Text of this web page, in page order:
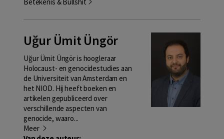
Uğur Ümit Üngör
Uğur Ümit Üngör is hoogleraar
Holocaust- en genocidestudies aan
de Universiteit van Amsterdam en
het NIOD. Hij heeft boeken en
artikelen gepubliceerd over
verschillende aspecten van
genocide, waaro...
Meer